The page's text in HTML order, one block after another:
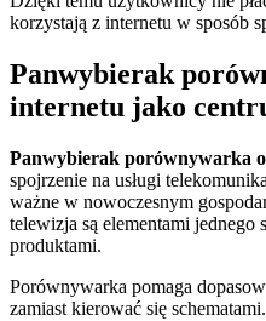
korzystają z internetu w sposób
Panwybierak
internetu jako
Panwybierak porównywarka
spojrzenie na usługi
ważne w nowoczesnym
telewizja są elementami jednego
produktami.
Porównywarka pomaga
zamiast kierować się schematami.